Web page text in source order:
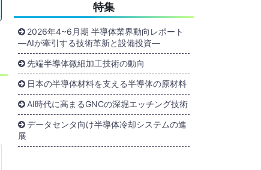
特集
2026年4~6月期 半導体業界動向レポート
―AIが牽引する技術革新と設備投資―
先端半導体微細加工技術の動向
日本の半導体材料を支える半導体の原材料
AI時代に高まるGNCの深堀エッチング技術
データセンタ向け半導体冷却システムの進
展